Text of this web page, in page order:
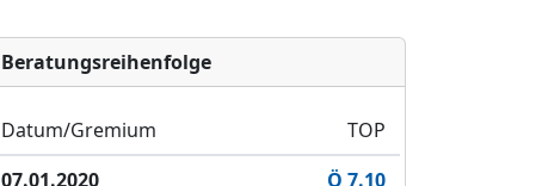
Bera­tungs­reihen­folge
Datum/Gremium
TOP
07.01.2020
Ö 7.10